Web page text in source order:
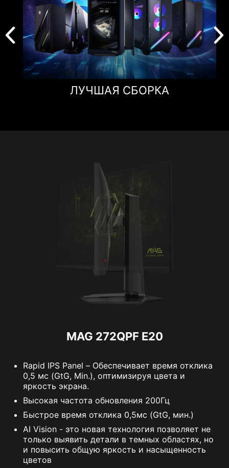
ЛУЧШАЯ СБОРКА
MAG 272QPF E20
Rapid IPS Panel – Обеспечивает время отклика
0,5 мс (GtG, Min.), оптимизируя цвета и
яркость экрана.
Высокая частота обновления 200Гц
Быстрое время отклика 0,5мс (GtG, мин.)
AI Vision - это новая технология позволяет не
только выявить детали в темных областях, но
и повысить общую яркость и насыщенность
цветов